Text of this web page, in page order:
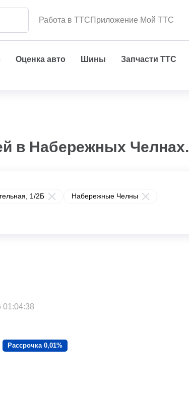
Работа в ТТСПриложение Мой ТТС
Оценка авто Шины Запчасти ТТС
в Набережных Челнах.
1/2Б Набережные Челны
01:04:38
Рассрочка 0,01%